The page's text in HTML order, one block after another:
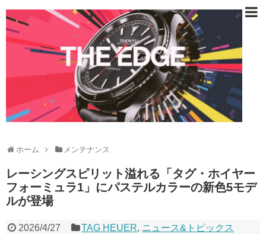
ホーム メンテナンス
レーシングスピリット溢れる「タグ・ホイヤー
フォーミュラ1」にパステルカラーの新色5モデ
ルが登場
2026/4/27 TAG HEUER, ニュース&トピックス